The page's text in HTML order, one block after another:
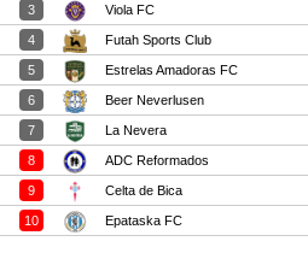
3 Viola FC
4 Futah Sports Club
5 Estrelas Amadoras FC
6 Beer Neverlusen
7 La Nevera
8 ADC Reformados
9 Celta de Bica
10 Epataska FC